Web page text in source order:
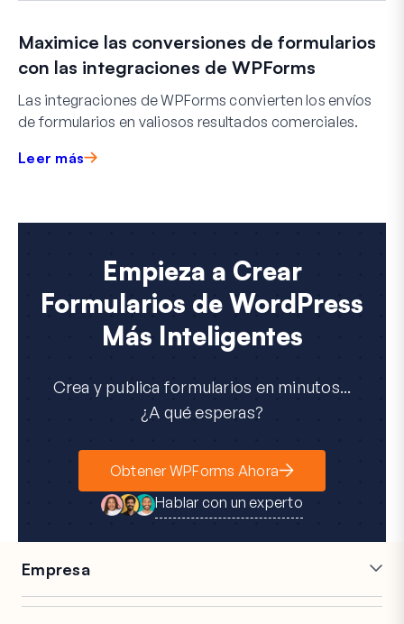
Maximice las conversiones de formularios
con las integraciones de WPForms
Las integraciones de WPForms convierten los envíos
de formularios en valiosos resultados comerciales.
Leer más
Empieza a Crear
Formularios de WordPress
Más Inteligentes
Crea y publica formularios en minutos...
¿A qué esperas?
Obtener WPForms Ahora
Hablar con un experto
Empresa
Carreras
Afiliados